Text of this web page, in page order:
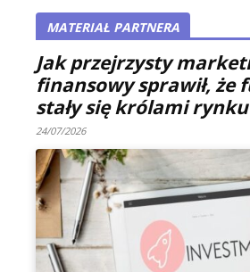
MATERIAŁ PARTNERA
Jak przejrzysty
finansowy sprawił, że
stały się królami rynku
24/07/2026